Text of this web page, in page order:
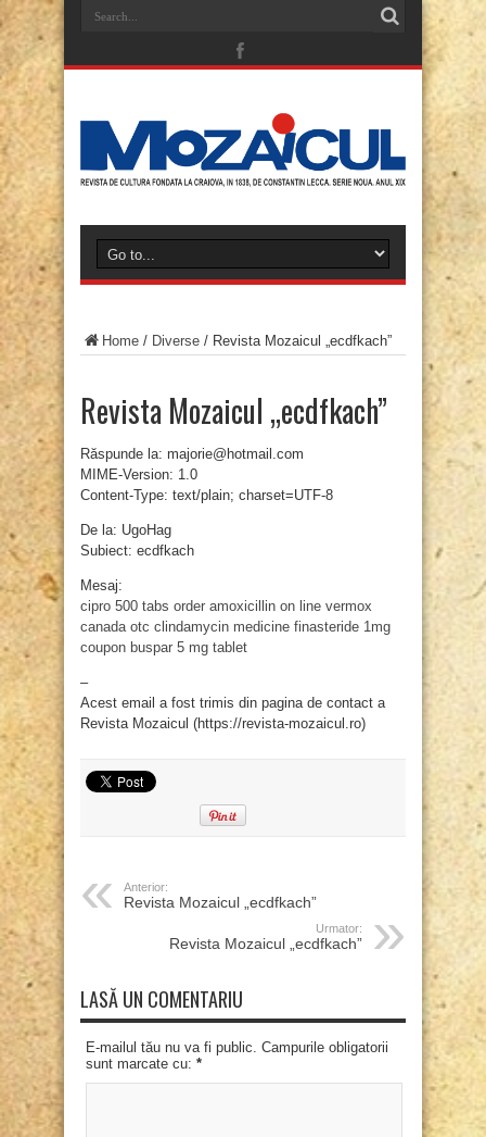
Home / Diverse / Revista Mozaicul „ecdfkach”
Revista Mozaicul „ecdfkach”
Răspunde la: majorie@hotmail.com
MIME-Version: 1.0
Content-Type: text/plain; charset=UTF-8
De la: UgoHag
Subiect: ecdfkach
Mesaj:
cipro 500 tabs order amoxicillin on line vermox
canada otc clindamycin medicine finasteride 1mg
coupon buspar 5 mg tablet
–
Acest email a fost trimis din pagina de contact a
Revista Mozaicul (https://revista-mozaicul.ro)
Anterior:
Revista Mozaicul „ecdfkach”
Urmator:
Revista Mozaicul „ecdfkach”
LASĂ UN COMENTARIU
E-mailul tău nu va fi public. Campurile obligatorii
sunt marcate cu: *